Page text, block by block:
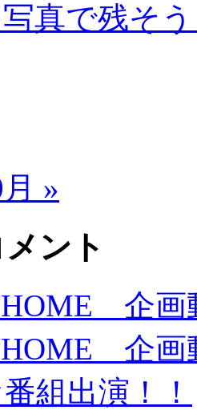
真で残そ
»
ント
企画
企画
組出演！！